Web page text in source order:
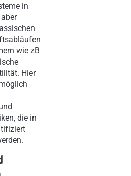
in
wie zB
Hier
die in